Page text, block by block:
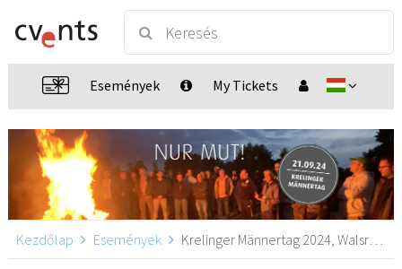
Események My Tickets
Kezdőlap Események Krelinger Männertag 2024, Walsrode